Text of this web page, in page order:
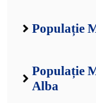
Populație
Populație
Alba